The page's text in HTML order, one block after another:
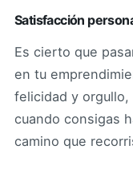
Satisfacción
Es cierto que
en tu
felicidad y
cuando consigas
camino que